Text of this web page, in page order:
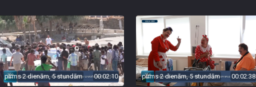
pirms 2 dienām, 5 stundām 00:02:10 pirms 2 dienām, 5 stundām 00:02:38